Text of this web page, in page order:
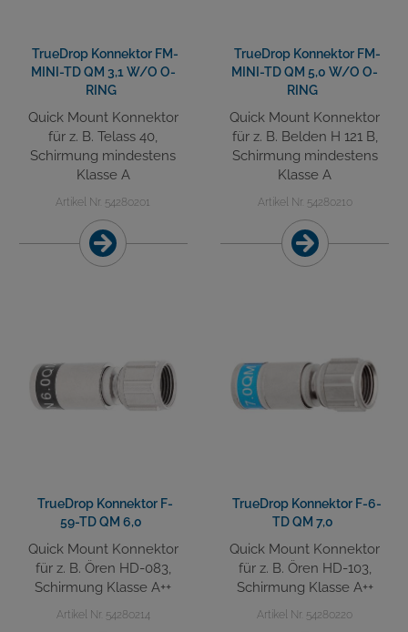
TrueDrop Konnektor FM-
MINI-TD QM 3,1 W/O O-
RING
Quick Mount Konnektor
für z. B. Telass 40,
Schirmung mindestens
Klasse A
Artikel Nr. 54280201
TrueDrop Konnektor FM-
MINI-TD QM 5,0 W/O O-
RING
Quick Mount Konnektor
für z. B. Belden H 121 B,
Schirmung mindestens
Klasse A
Artikel Nr. 54280210
TrueDrop Konnektor F-
59-TD QM 6,0
Quick Mount Konnektor
für z. B. Ören HD-083,
Schirmung Klasse A++
Artikel Nr. 54280214
TrueDrop Konnektor F-6-
TD QM 7,0
Quick Mount Konnektor
für z. B. Ören HD-103,
Schirmung Klasse A++
Artikel Nr. 54280220